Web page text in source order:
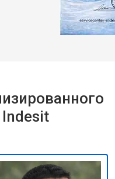
Indesit